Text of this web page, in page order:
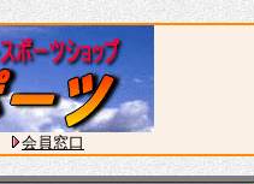
会員窓口